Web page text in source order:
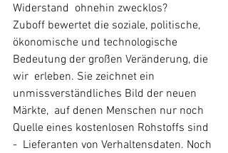
Widerstand  ohnehin zwecklos?
Zuboff bewertet die soziale, politische,
ökonomische und technologische
Bedeutung der großen Veränderung, die
wir  erleben. Sie zeichnet ein
unmissverständliches Bild der neuen
Märkte,  auf denen Menschen nur noch
Quelle eines kostenlosen Rohstoffs sind
-  Lieferanten von Verhaltensdaten. Noch